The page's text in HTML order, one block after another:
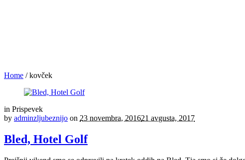
Home /kovček
in Prispevek
by adminzljubeznijo on 23 novembra, 201621 avgusta, 2017
Bled, Hotel Golf